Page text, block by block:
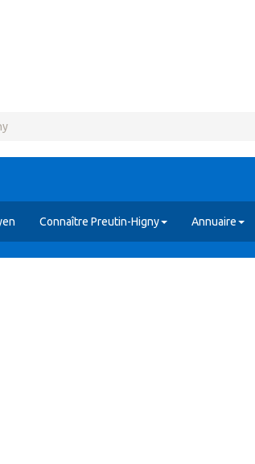
Connaître Preutin-Higny Annuaire